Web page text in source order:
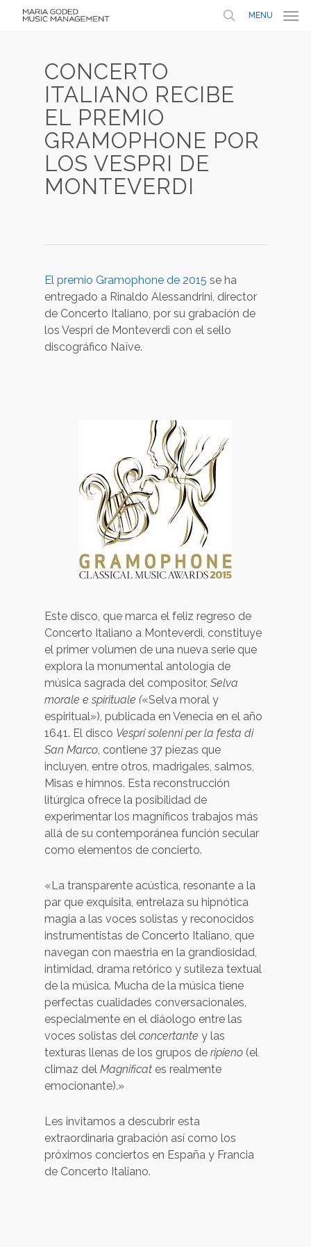
MENU
CONCERTO
ITALIANO RECIBE
EL PREMIO
GRAMOPHONE POR
LOS VESPRI DE
MONTEVERDI
El premio Gramophone de 2015 se ha
entregado a Rinaldo Alessandrini, director
de Concerto Italiano, por su grabación de
los Vespri de Monteverdi con el sello
discográfico Naïve.
Este disco, que marca el feliz regreso de
Concerto Italiano a Monteverdi, constituye
el primer volumen de una nueva serie que
explora la monumental antología de
música sagrada del compositor, Selva
morale e spirituale («Selva moral y
espiritual»), publicada en Venecia en el año
1641. El disco Vespri solenni per la festa di
San Marco, contiene 37 piezas que
incluyen, entre otros, madrigales, salmos,
Misas e himnos. Esta reconstrucción
litúrgica ofrece la posibilidad de
experimentar los magníficos trabajos más
allá de su contemporánea función secular
como elementos de concierto.
«La transparente acústica, resonante a la
par que exquisita, entrelaza su hipnótica
magia a las voces solistas y reconocidos
instrumentistas de Concerto Italiano, que
navegan con maestria en la grandiosidad,
intimidad, drama retórico y sutileza textual
de la música. Mucha de la música tiene
perfectas cualidades conversacionales,
especialmente en el diáologo entre las
voces solistas del concertante y las
texturas llenas de los grupos de ripieno (el
climaz del Magnificat es realmente
emocionante).»
Les invitamos a descubrir esta
extraordinaria grabación así como los
próximos conciertos en España y Francia
de Concerto Italiano.